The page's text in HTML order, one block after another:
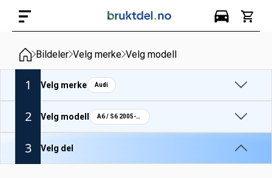
Bildeler Velg merke Velg modell
1 Velg merke Audi
2 Velg modell A6 / S6 2005-10
3 Velg del